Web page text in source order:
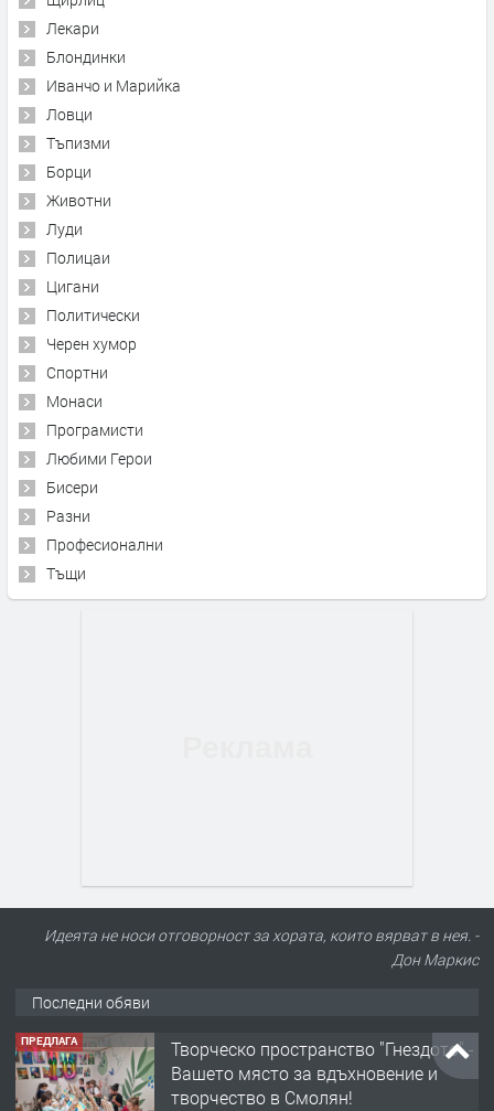
Лекари
Блондинки
Иванчо и Марийка
Ловци
Тъпизми
Борци
Животни
Луди
Полицаи
Цигани
Политически
Черен хумор
Спортни
Монаси
Програмисти
Любими Герои
Бисери
Разни
Професионални
Тъщи
Идеята не носи отговорност за хората, които вярват в нея. -
Дон Маркис
Последни обяви
ПРЕДЛАГА
Творческо пространство "Гнездото" -
Вашето място за вдъхновение и
творчество в Смолян!